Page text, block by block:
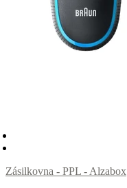
Zásilkovna - PPL - Alzabox